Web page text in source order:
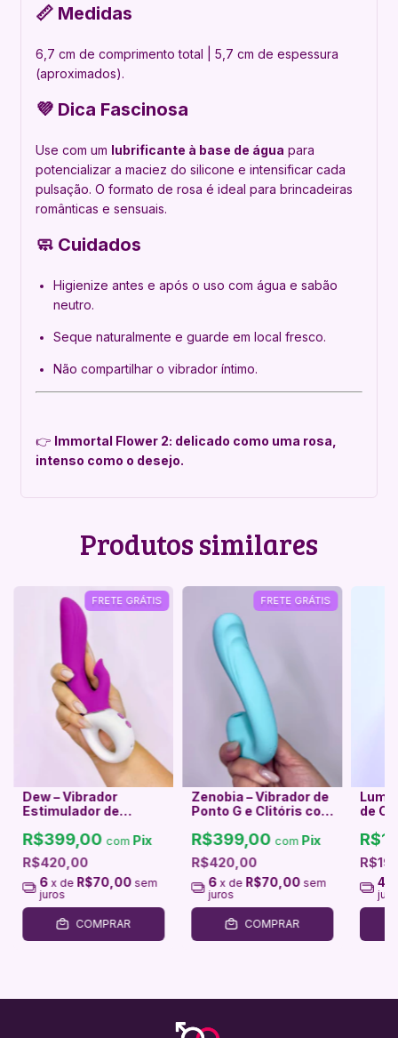
📏 Medidas
6,7 cm de comprimento total | 5,7 cm de espessura
(aproximados).
💜 Dica Fascinosa
Use com um lubrificante à base de água para
potencializar a maciez do silicone e intensificar cada
pulsação. O formato de rosa é ideal para brincadeiras
românticas e sensuais.
🧼 Cuidados
Higienize antes e após o uso com água e sabão
neutro.
Seque naturalmente e guarde em local fresco.
Não compartilhar o vibrador íntimo.
👉 Immortal Flower 2: delicado como uma rosa,
intenso como o desejo.
Produtos similares
FRETE GRÁTIS
Dew – Vibrador
Estimulador de
Ponto G
R$420,00
R$399,00 com Pix
6 x de R$70,00 sem
juros
COMPRAR
FRETE GRÁTIS
Zenobia – Vibrador de
Ponto G e Clitóris com
Líquido
R$420,00
R$399,00 com Pix
6 x de R$70,00 sem
juros
COMPRAR
de
4